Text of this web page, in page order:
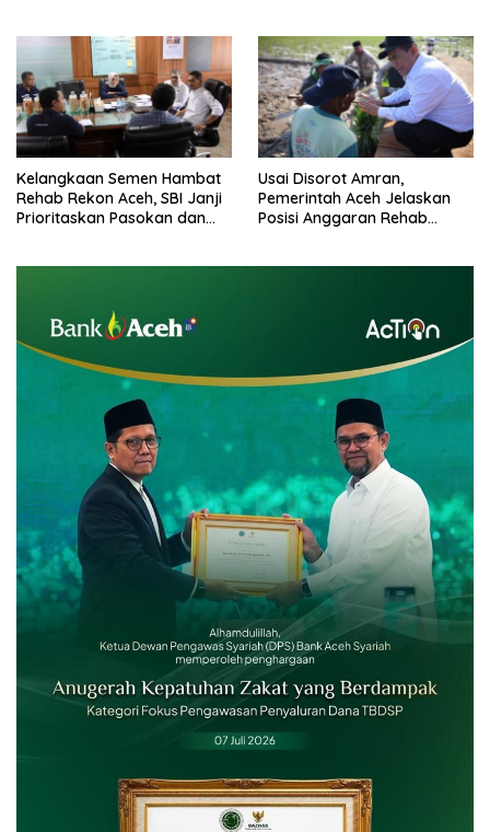
Kelangkaan Semen Hambat
Rehab Rekon Aceh, SBI Janji
Prioritaskan Pasokan dan
Usai Disorot Amran,
Pemerintah Aceh Jelaskan
Posisi Anggaran Rehab